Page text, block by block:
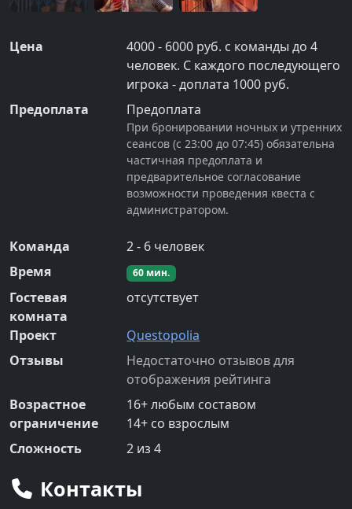
Цена
4000 - 6000 руб. с команды до 4
человек. С каждого последующего
игрока - доплата 1000 руб.
Предоплата
Предоплата
При бронировании ночных и утренних
сеансов (с 23:00 до 07:45) обязательна
частичная предоплата и
предварительное согласование
возможности проведения квеста с
администратором.
Команда 2- 6 человек
Время
60 мин.
Гостевая
комната
отсутствует
Проект
Questopolia
Отзывы
Недостаточно отзывов для
отображения рейтинга
Возрастное
ограничение
16+любым составом
14+ со взрослым
Сложность
2 из 4
Контакты